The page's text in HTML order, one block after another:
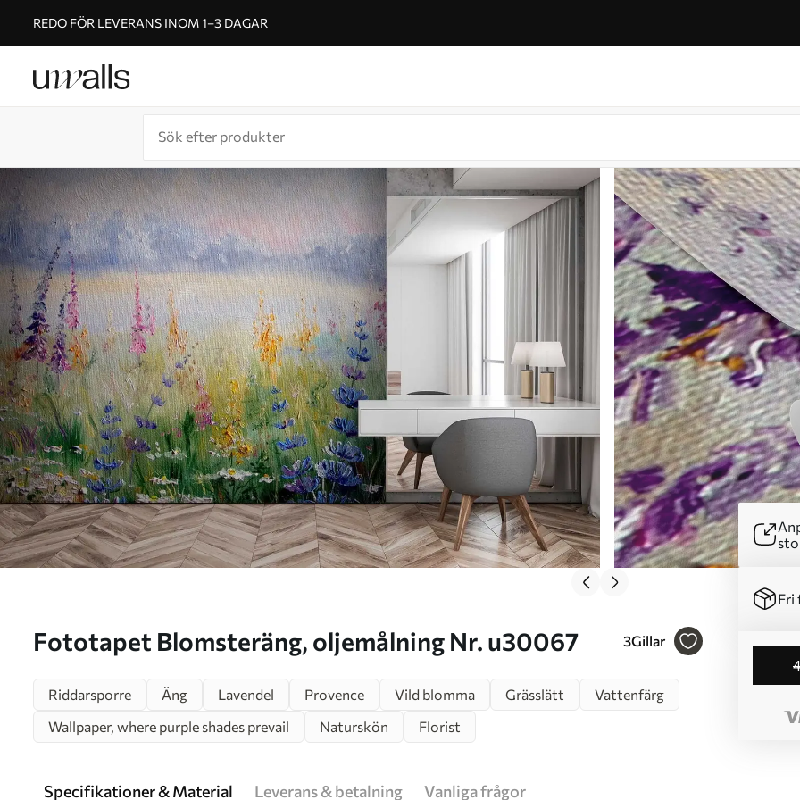
REDO FÖR LEVERANS INOM 1–3 DAGAR
Fototapet Blomsteräng, oljemålning Nr. u30067 3Gillar
Fri
Riddarsporre
Äng Lavendel Provence Vild blomma Grässlätt
Vattenfärg
Wallpaper, where purple shades prevail
Naturskön Florist
Specifikationer & Material Leverans & betalning Vanliga frågor